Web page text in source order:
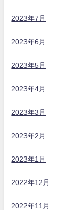
2023年7月
2023年6月
2023年5月
2023年4月
2023年3月
2023年2月
2023年1月
2022年12月
2022年11月